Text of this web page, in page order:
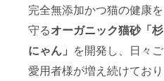
完全無添加かつ猫の健康を
守るオーガニック猫砂「杉
にゃん」 を開発し、日々ご
愛用者様が増え続けており